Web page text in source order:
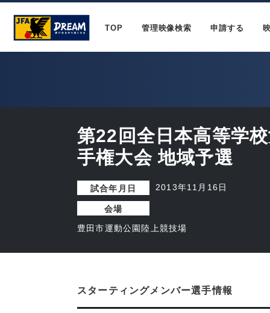
TOP 管理映像検索 申請する
第22回全日本高等学
手権大会 地域予選
試合年月日 2013年11月16日
会場
豊田市運動公園陸上競技場
スターティングメンバー選手情報